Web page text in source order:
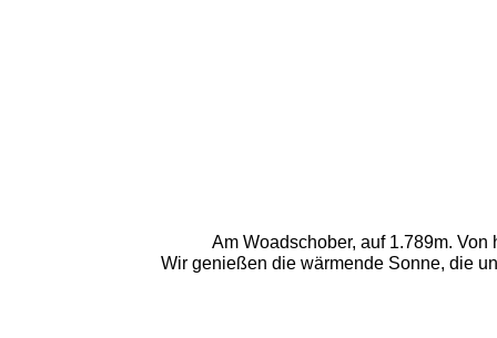
Am Woadschober, auf 1.789m.
Wir genießen die wärmende Sonne, die